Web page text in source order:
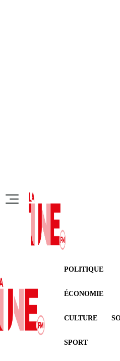
POLITIQUE
ÉCONOMIE
CULTURE
SPORT